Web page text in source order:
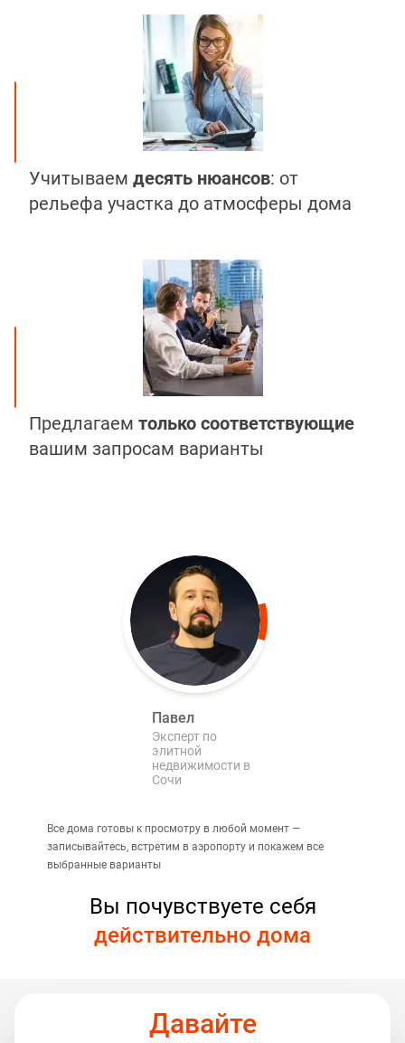
Учитываем десять нюансов: от
рельефа участка до атмосферы дома
Предлагаем только соответствующие
вашим запросам варианты
Павел
Эксперт по
элитной
недвижимости в
Сочи
Все дома готовы к просмотру в любой момент —
записывайтесь, встретим в аэропорту и покажем все
выбранные варианты
Вы почувствуете себя
действительно дома
Давайте